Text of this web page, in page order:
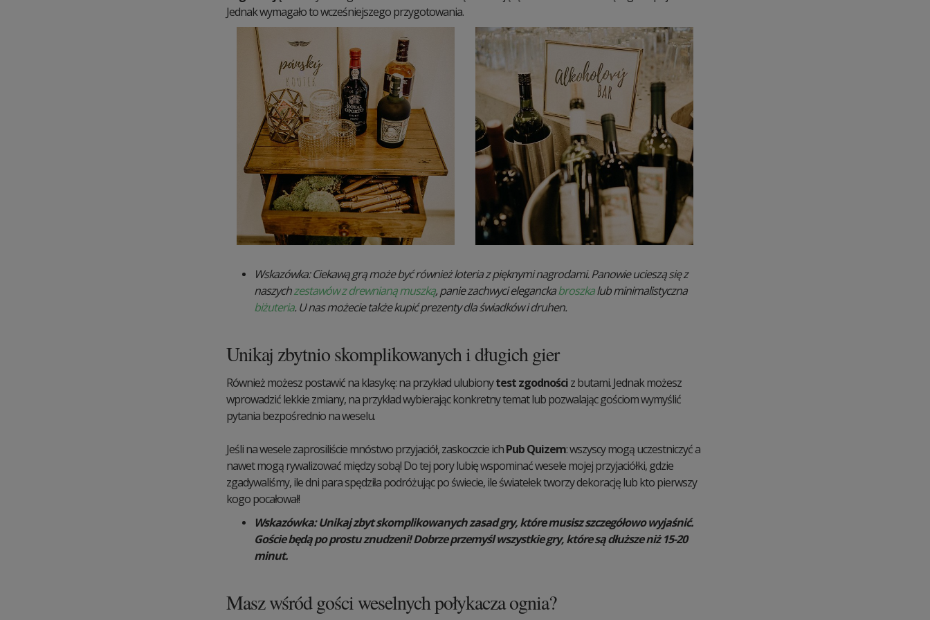
Jednak wymagało to wcześniejszego przygotowania.
Wskazówka: Ciekawą grą może być również loteria z pięknymi nagrodami. Panowie ucieszą się z
naszychzestawów z drewnianą muszką, panie zachwyci eleganckabroszkalub minimalistyczna
biżuteria. U nas możecie także kupić prezenty dla świadków i druhen.
Unikaj zbytnio skomplikowanych i długich gier
Również możesz postawić na klasykę: na przykład ulubionytest zgodnościz butami. Jednak możesz
wprowadzić lekkie zmiany, na przykład wybierając konkretny temat lub pozwalając gościom wymyślić
pytania bezpośrednio na weselu.
Jeśli na wesele zaprosiliście mnóstwo przyjaciół, zaskoczcie ichPub Quizem: wszyscy mogą uczestniczyć a
nawet mogą rywalizować między sobą! Do tej pory lubię wspominać wesele mojej przyjaciółki, gdzie
zgadywaliśmy, ile dni para spędziła podróżując po świecie, ile światełek tworzy dekorację lub kto pierwszy
kogo pocałował!
Wskazówka: Unikaj zbytskomplikowanych zasad gry, które musisz szczegółowo wyjaśnić.
Goście będą po prostu znudzeni! Dobrze przemyśl wszystkie gry, które są dłuższe niż 15-20
minut.
Masz wśród gości weselnych połykacza ognia?